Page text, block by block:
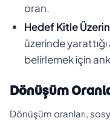
oran.
Hedef Kitle
üzerinde
belirlemek için
Dönüşüm
Dönüşüm oranları,